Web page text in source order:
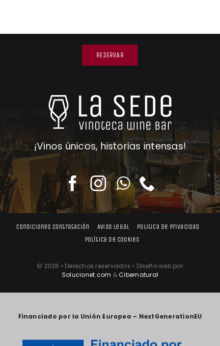
RESERVAR
¡Vinos únicos, historias intensas!
Condiciones contratación Aviso legal
Politica de privacidad
Política de cookies
© 2026 • Derechos reservados • Diseño web por
Solucionet.com &Cibernatural
Financiado por la Unión Europea – NextGenerationEU